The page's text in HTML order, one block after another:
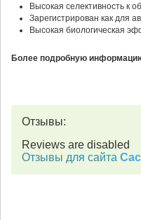
Высокая селективность к
Зарегистрирован как для
Высокая биологическая
Более подробную
Отзывы:
Reviews are disabled
Отзывы для сайта